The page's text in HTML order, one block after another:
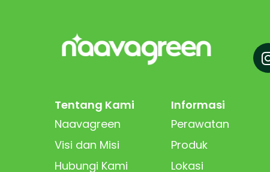
Tentang Kami
Naavagreen
Visi dan Misi
Hubungi Kami
Informasi
Perawatan
Produk
Lokasi